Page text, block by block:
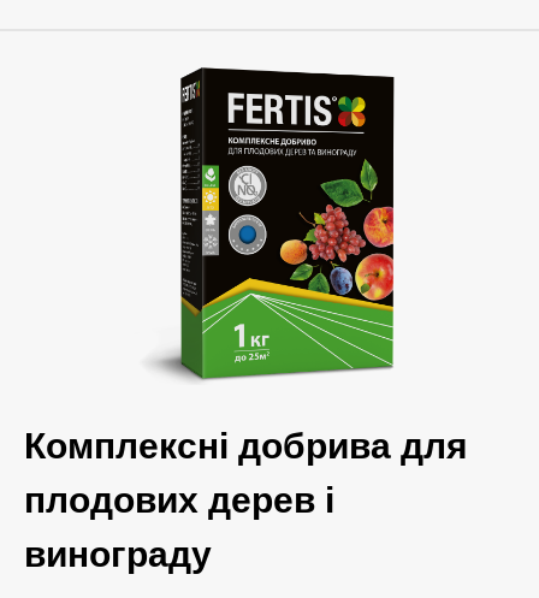
Комплексні добрива для
плодових дерев і
винограду